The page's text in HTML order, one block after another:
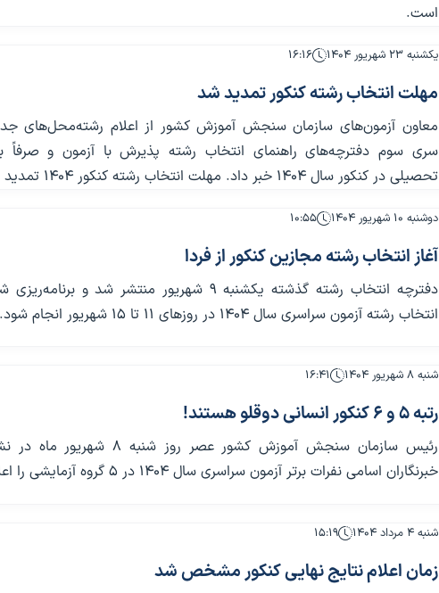
است.
یکشنبه ۲۳ شهریور ۱۴۰۴ ۱۶:۱۶
مهلت انتخاب رشته کنکور تمدید شد
معاون آزمون‌های سازمان سنجش آموزش کشور از اعلام رشته‌محل‌های
سری سوم دفترچه‌های راهنمای انتخاب رشته پذیرش با آزمون و صرفاً
تحصیلی در کنکور سال ۱۴۰۴ خبر داد. مهلت انتخاب رشته کنکور ۱۴۰۴ تمدید شد.
دوشنبه ۱۰ شهریور ۱۴۰۴ ۱۰:۵۵
آغاز انتخاب رشته مجازین کنکور از فردا
دفترچه انتخاب رشته گذشته یکشنبه ۹ شهریور منتشر شد و
انتخاب رشته آزمون سراسری سال ۱۴۰۴ در روزهای ۱۱ تا ۱۵ شهریور انجام شود.
شنبه ۸ شهریور ۱۴۰۴ ۱۶:۴۱
رتبه 5 و 6 کنکور انسانی دوقلو هستند!
رئیس سازمان سنجش آموزش کشور عصر روز
خبرنگاران اسامی نفرات برتر آزمون سراسری سال ۱۴۰۴ در ۵ گروه آزمایشی را اعلام کرد.
شنبه ۴ مرداد ۱۴۰۴ ۱۵:۱۹
زمان اعلام نتایج نهایی کنکور مشخص شد